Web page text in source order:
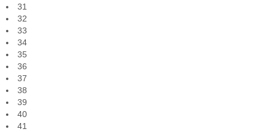
31
32
33
34
35
36
37
38
39
40
41